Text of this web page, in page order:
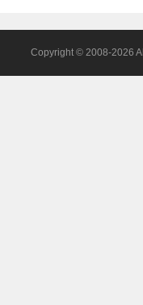
Copyright © 2008-2026